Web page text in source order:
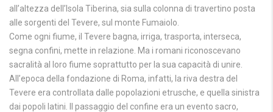
all’altezza dell’Isola Tiberina, sia sulla colonna di travertino posta
alle sorgenti del Tevere, sul monte Fumaiolo.
Come ogni fiume, il Tevere bagna, irriga, trasporta, interseca,
segna confini, mette in relazione. Ma i romani riconoscevano
sacralità al loro fiume soprattutto per la sua capacità di unire.
All’epoca della fondazione di Roma, infatti, la riva destra del
Tevere era controllata dalle popolazioni etrusche, e quella sinistra
dai popoli latini. Il passaggio del confine era un evento sacro,